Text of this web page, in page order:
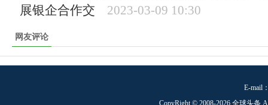
展银企合作交
2023-03-09 10:30
网友评论
E-mail
CopyRight © 2008-2026 全球头条